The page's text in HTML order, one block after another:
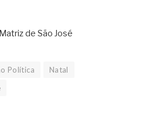
de São José
Política
Natal